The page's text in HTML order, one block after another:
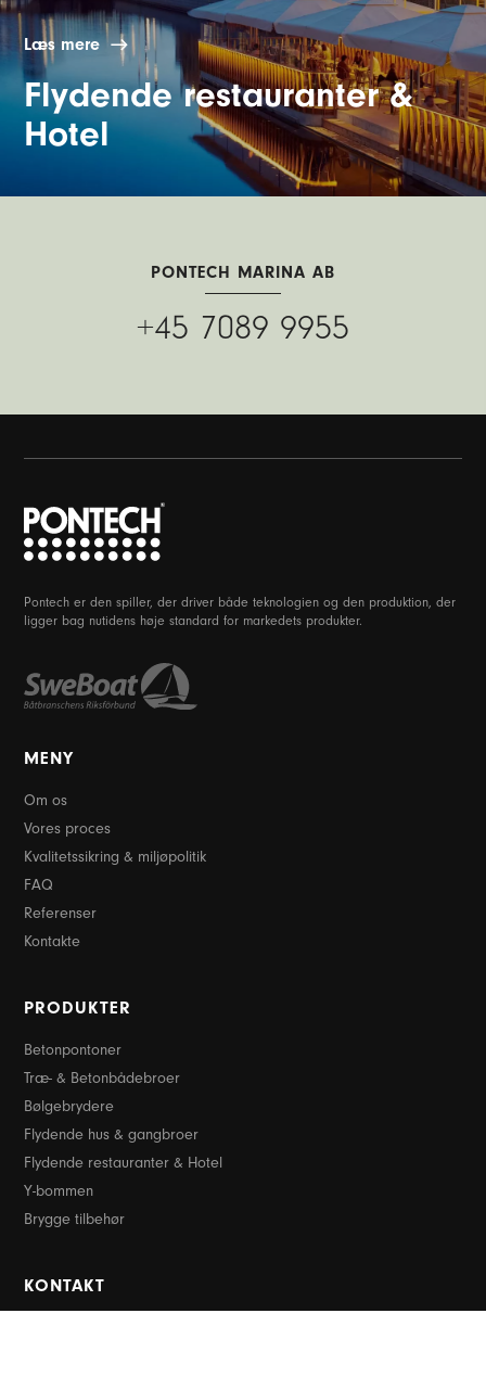
Læs mere
Flydende restauranter &
Hotel
PONTECH MARINA AB
+45 7089 9955
Pontech er den spiller, der driver både teknologien og den produktion, der
ligger bag nutidens høje standard for markedets produkter.
MENY
Om os
Vores proces
Kvalitetssikring & miljøpolitik
FAQ
Referenser
Kontakte
PRODUKTER
Betonpontoner
Træ- & Betonbådebroer
Bølgebrydere
Flydende hus & gangbroer
Flydende restauranter & Hotel
Y-bommen
Brygge tilbehør
KONTAKT